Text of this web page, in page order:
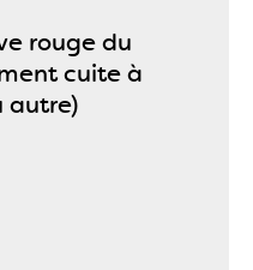
rouge du
cuite à
autre)